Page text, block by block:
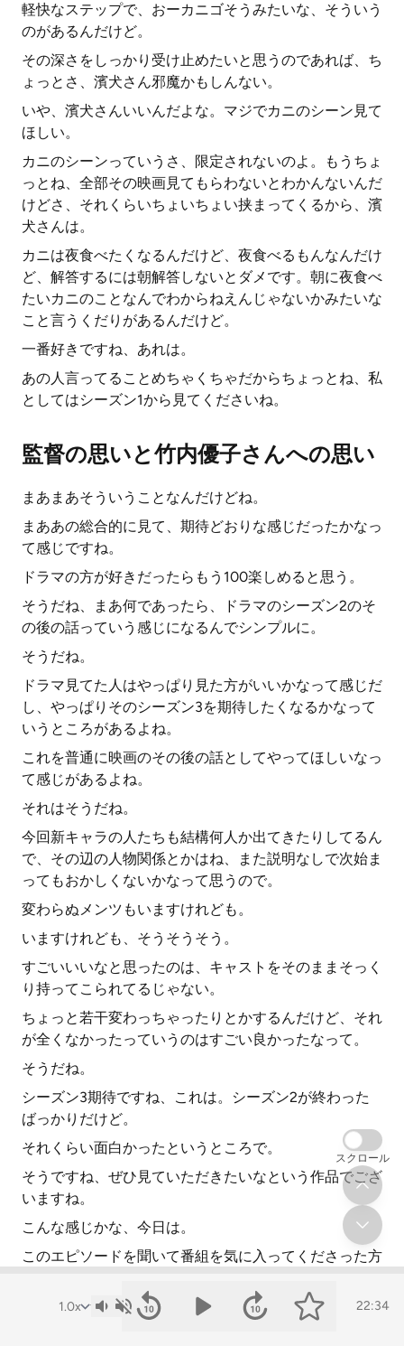
軽快なステップで、おーカニゴそうみたいな、そういう
のがあるんだけど。
その深さをしっかり受け止めたいと思うのであれば、ち
ょっとさ、濱犬さん邪魔かもしんない。
いや、濱犬さんいいんだよな。マジでカニのシーン見て
ほしい。
カニのシーンっていうさ、限定されないのよ。もうちょ
っとね、全部その映画見てもらわないとわかんないんだ
けどさ、それくらいちょいちょい挟まってくるから、濱
犬さんは。
カニは夜食べたくなるんだけど、夜食べるもんなんだけ
ど、解答するには朝解答しないとダメです。朝に夜食べ
たいカニのことなんでわからねえんじゃないかみたいな
こと言うくだりがあるんだけど。
一番好きですね、あれは。
あの人言ってることめちゃくちゃだからちょっとね、私
としてはシーズン1から見てくださいね。
監督の思いと竹内優子さんへの思い
まあまあそういうことなんだけどね。
まああの総合的に見て、期待どおりな感じだったかなっ
て感じですね。
ドラマの方が好きだったらもう100楽しめると思う。
そうだね、まあ何であったら、ドラマのシーズン2のそ
の後の話っていう感じになるんでシンプルに。
そうだね。
ドラマ見てた人はやっぱり見た方がいいかなって感じだ
し、やっぱりそのシーズン3を期待したくなるかなって
いうところがあるよね。
これを普通に映画のその後の話としてやってほしいなっ
て感じがあるよね。
それはそうだね。
今回新キャラの人たちも結構何人か出てきたりしてるん
で、その辺の人物関係とかはね、また説明なしで次始ま
ってもおかしくないかなって思うので。
変わらぬメンツもいますけれども。
いますけれども、そうそうそう。
すごいいいなと思ったのは、キャストをそのままそっく
り持ってこられてるじゃない。
ちょっと若干変わっちゃったりとかするんだけど、それ
が全くなかったっていうのはすごい良かったなって。
そうだね。
シーズン3期待ですね、これは。シーズン2が終わった
ばっかりだけど。
それくらい面白かったというところで。
そうですね、ぜひ見ていただきたいなという作品でござ
いますね。
こんな感じかな、今日は。
このエピソードを聞いて番組を気に入ってくださった方
組の登録をぜひお願いします。
22:34
スクロール